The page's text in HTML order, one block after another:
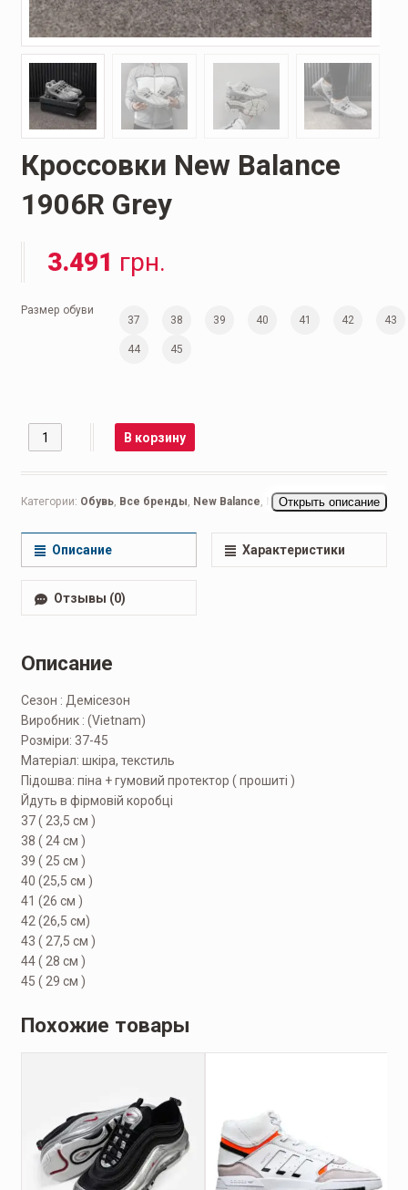
Кроссовки New Balance
1906R Grey
3.491 грн.
Размер обуви
37 38 39 40 41 42 43
44 45
Количество В корзину
Категории: Обувь, Все бренды, New Balance, New Balance 999,Nike
Повседневные мужские
Открыть описание
Описание Характеристики
Отзывы (0)
Описание
Сезон : Демісезон
Виробник : (Vietnam)
Розміри: 37-45
Матеріал: шкіра, текстиль
Підошва: піна + гумовий протектор ( прошиті )
Йдуть в фірмовій коробці
37 ( 23,5 см )
38 ( 24 см )
39 ( 25 см )
40 (25,5 см )
41 (26 см )
42 (26,5 см)
43 ( 27,5 см )
44 ( 28 см )
45 ( 29 см )
Похожие товары